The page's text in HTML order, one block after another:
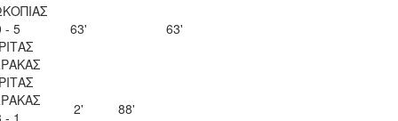
- 5
63' 63'
2' 88'